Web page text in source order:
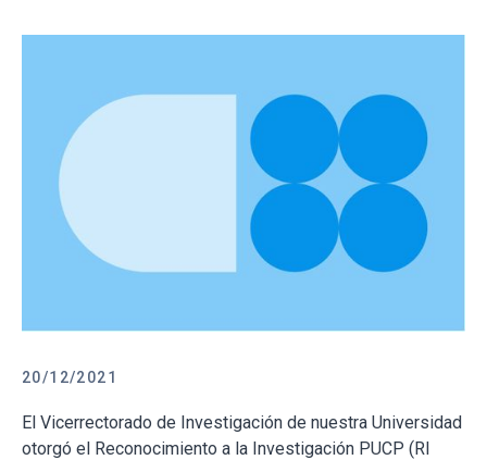
20/12/2021
El Vicerrectorado de Investigación de nuestra Universidad
otorgó el Reconocimiento a la Investigación PUCP (RI